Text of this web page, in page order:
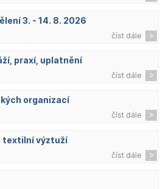
3. - 14. 8. 2026
číst dále
praxí, uplatnění
číst dále
organizací
číst dále
textilní výztuží
číst dále